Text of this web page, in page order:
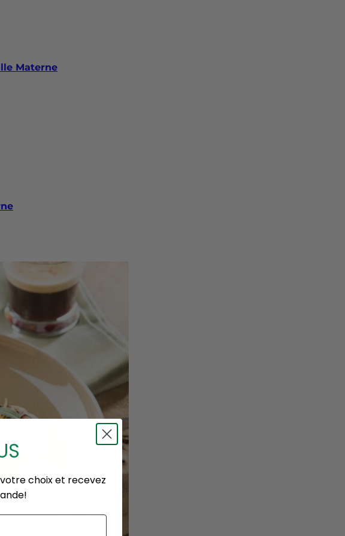
Materne
choix et recevez